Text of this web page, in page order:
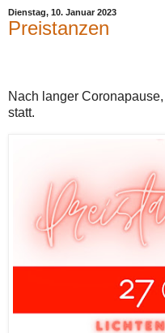
Dienstag, 10. Januar 2023
Preistanzen
Nach langer
statt.